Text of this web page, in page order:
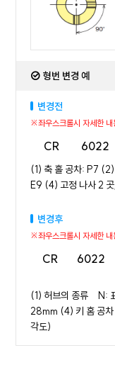
형번 변경 예
변경전
CR 6022
(1) 축 홀 공차: P7
E9 (4) 고정 나사 2
변경후
CR 6022
(1) 허브의 종류 N:
28mm (4) 키 홈 공
각도)